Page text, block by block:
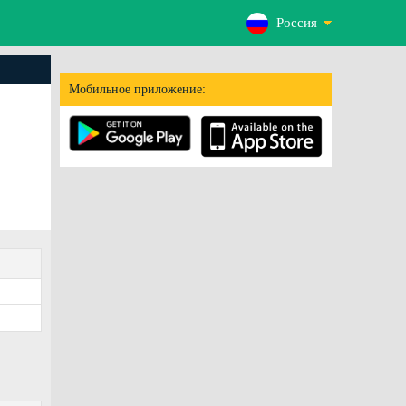
Россия
Мобильное приложение: